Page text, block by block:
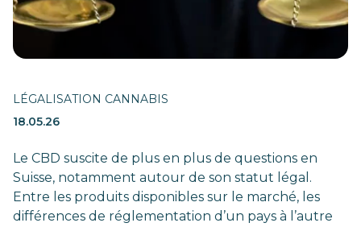
LÉGALISATION CANNABIS
18.05.26
Le CBD suscite de plus en plus de questions en
Suisse, notamment autour de son statut légal.
Entre les produits disponibles sur le marché, les
différences de réglementation d’un pays à l’autre